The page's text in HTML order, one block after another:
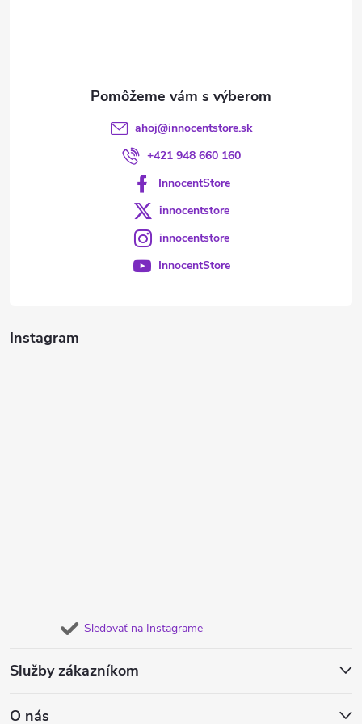
Instagram
Sledovať na Instagrame
Služby zákazníkom
O nás
ahoj@innocentstore.sk
+421 948 660 160
InnocentStore
innocentstore
innocentstore
InnocentStore